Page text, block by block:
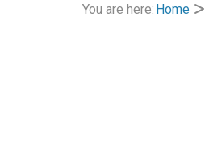
You are here: Home